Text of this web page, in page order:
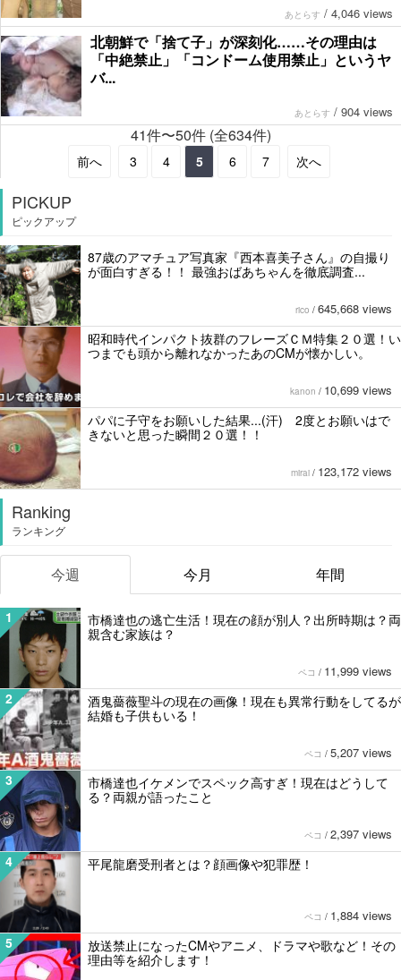
あとらす / 4,046 views
北朝鮮で「捨て子」が深刻化……その理由は
「中絶禁止」「コンドーム使用禁止」というヤ
バ...
あとらす / 904 views
41件〜50件 (全634件)
前へ 3 4 5 6 7 次へ
PICKUP
ピックアップ
87歳のアマチュア写真家『西本喜美子さん』の自撮り
が面白すぎる！！ 最強おばあちゃんを徹底調査...
rico / 645,668 views
昭和時代インパクト抜群のフレーズＣＭ特集２０選！い
つまでも頭から離れなかったあのCMが懐かしい。
kanon / 10,699 views
パパに子守をお願いした結果...(汗) 2度とお願いはで
きないと思った瞬間２０選！！
mirai / 123,172 views
Ranking
ランキング
今週 今月 年間
1
市橋達也の逃亡生活！現在の顔が別人？出所時期は？両
親含む家族は？
ペコ / 11,999 views
2
酒鬼薔薇聖斗の現在の画像！現在も異常行動をしてるが
結婚も子供もいる！
ペコ / 5,207 views
3
市橋達也イケメンでスペック高すぎ！現在はどうして
る？両親が語ったこと
ペコ / 2,397 views
4 平尾龍磨受刑者とは？顔画像や犯罪歴！
ペコ / 1,884 views
5
放送禁止になったCMやアニメ、ドラマや歌など！その
理由等を紹介します！